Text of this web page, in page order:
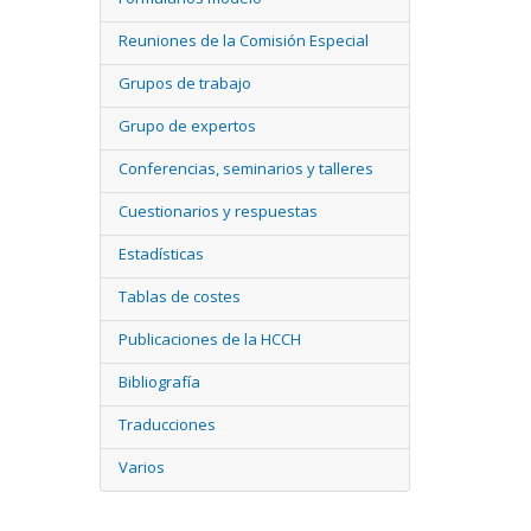
Reuniones de la Comisión Especial
Grupos de trabajo
Grupo de expertos
Conferencias, seminarios y talleres
Cuestionarios y respuestas
Estadísticas
Tablas de costes
Publicaciones de la HCCH
Bibliografía
Traducciones
Varios